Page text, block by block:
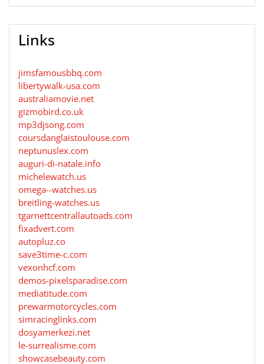
Links
jimsfamousbbq.com
libertywalk-usa.com
australiamovie.net
gizmobird.co.uk
mp3djsong.com
coursdanglaistoulouse.com
neptunuslex.com
auguri-di-natale.info
michelewatch.us
omega--watches.us
breitling-watches.us
tgarnettcentrallautoads.com
fixadvert.com
autopluz.co
save3time-c.com
vexonhcf.com
demos-pixelsparadise.com
mediatitude.com
prewarmotorcycles.com
simracinglinks.com
dosyamerkezi.net
le-surrealisme.com
showcasebeauty.com